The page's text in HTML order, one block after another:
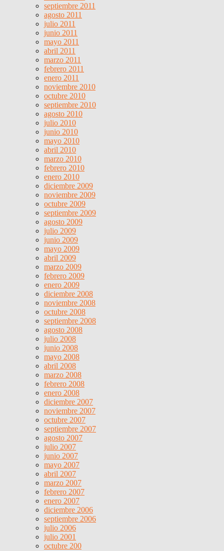
septiembre 2011
agosto 2011
julio 2011
junio 2011
mayo 2011
abril 2011
marzo 2011
febrero 2011
enero 2011
noviembre 2010
octubre 2010
septiembre 2010
agosto 2010
julio 2010
junio 2010
mayo 2010
abril 2010
marzo 2010
febrero 2010
enero 2010
diciembre 2009
noviembre 2009
octubre 2009
septiembre 2009
agosto 2009
julio 2009
junio 2009
mayo 2009
abril 2009
marzo 2009
febrero 2009
enero 2009
diciembre 2008
noviembre 2008
octubre 2008
septiembre 2008
agosto 2008
julio 2008
junio 2008
mayo 2008
abril 2008
marzo 2008
febrero 2008
enero 2008
diciembre 2007
noviembre 2007
octubre 2007
septiembre 2007
agosto 2007
julio 2007
junio 2007
mayo 2007
abril 2007
marzo 2007
febrero 2007
enero 2007
diciembre 2006
septiembre 2006
julio 2006
julio 2001
octubre 200